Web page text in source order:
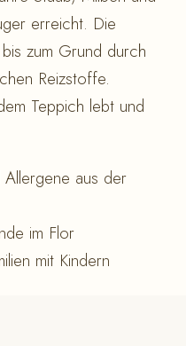
erreicht. Die
zum Grund durch
Reizstoffe.
Teppich lebt und
aus der
im Flor
mit Kindern